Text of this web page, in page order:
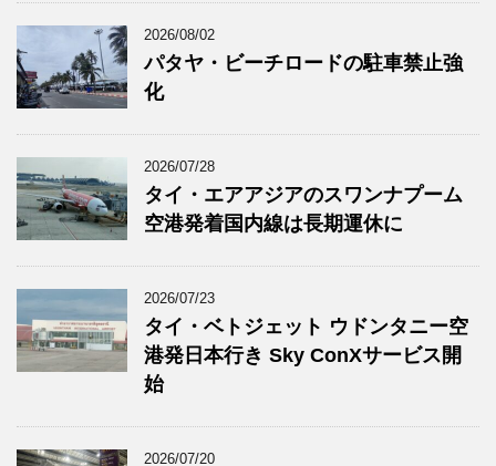
2026/08/02
パタヤ・ビーチロードの駐車禁止強
化
2026/07/28
タイ・エアアジアのスワンナプーム
空港発着国内線は長期運休に
2026/07/23
タイ・ベトジェット ウドンタニー空
港発日本行き Sky ConXサービス開
始
2026/07/20